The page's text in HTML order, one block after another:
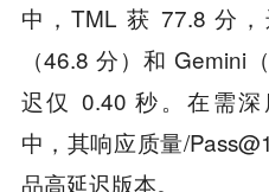
中，TML 获 77.8 分
（46.8 分）和 Gemini
迟仅 0.40 秒。在需
中，其响应质量/
品高延迟版本。